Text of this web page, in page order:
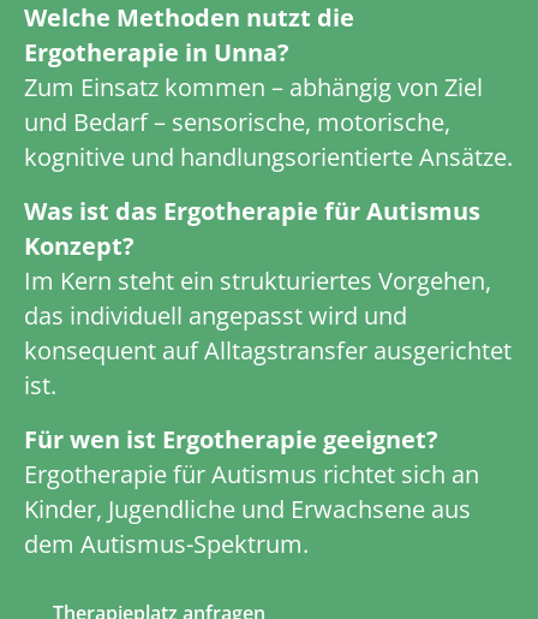
Welche Methoden nutzt die
Ergotherapie in Unna?
Zum Einsatz kommen – abhängig von Ziel
und Bedarf – sensorische, motorische,
kognitive und handlungsorientierte Ansätze.
Was ist das Ergotherapie für Autismus
Konzept?
Im Kern steht ein strukturiertes Vorgehen,
das individuell angepasst wird und
konsequent auf Alltagstransfer ausgerichtet
ist.
Für wen ist Ergotherapie geeignet?
Ergotherapie für Autismus richtet sich an
Kinder, Jugendliche und Erwachsene aus
dem Autismus-Spektrum.
Therapieplatz anfragen